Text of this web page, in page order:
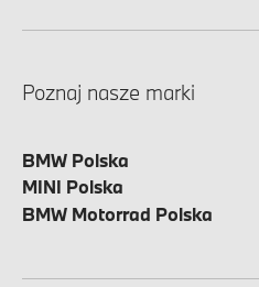
Poznaj nasze marki
BMW Polska
MINI Polska
BMW Motorrad Polska